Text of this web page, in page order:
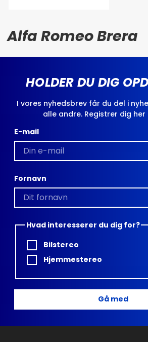
Alfa Romeo Brera
HOLDER DU DIG
I vores nyhedsbrev får du del i
alle andre. Registrer dig
E-mail
Fornavn
Hvad interesserer du dig for?
Bilstereo
Hjemmestereo
Gå med